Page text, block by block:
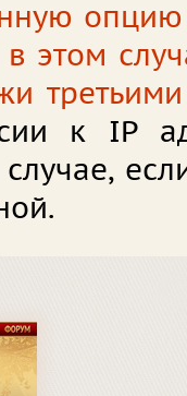
опцию
этом
к IP